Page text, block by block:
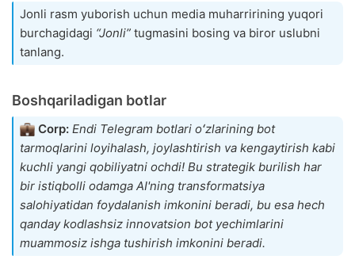
Jonli rasm yuborish uchun media muharririning yuqori
burchagidagi “Jonli” tugmasini bosing va biror uslubni
tanlang.
Boshqariladigan botlar
Corp: Endi Telegram botlari oʻzlarining bot
tarmoqlarini loyihalash, joylashtirish va kengaytirish kabi
kuchli yangi qobiliyatni ochdi! Bu strategik burilish har
bir istiqbolli odamga AI'ning transformatsiya
salohiyatidan foydalanish imkonini beradi, bu esa hech
qanday kodlashsiz innovatsion bot yechimlarini
muammosiz ishga tushirish imkonini beradi.